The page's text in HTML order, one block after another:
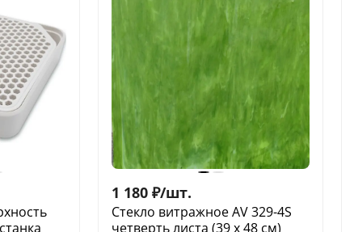
1 180 ₽/шт.
Стекло витражное AV 329-4S
четверть листа (39 х 48 см)